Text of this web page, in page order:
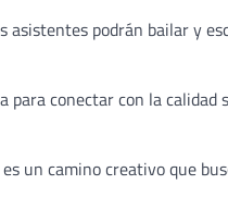
podrán bailar y
conectar con la
un camino creativo que